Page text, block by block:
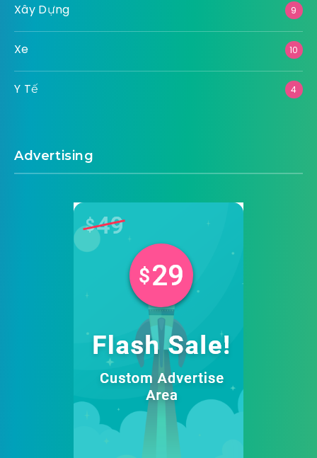
Xây Dựng 9
Xe 10
Y Tế 4
Advertising